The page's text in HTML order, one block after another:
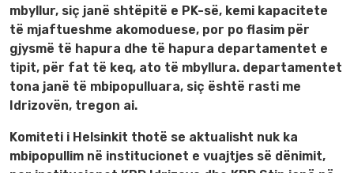
mbyllur, siç janë shtëpitë e PK-së, kemi kapacitete
të mjaftueshme akomoduese, por po flasim për
gjysmë të hapura dhe të hapura departamentet e
tipit, për fat të keq, ato të mbyllura. departamentet
tona janë të mbipopulluara, siç është rasti me
Idrizovën, tregon ai.
Komiteti i Helsinkit thotë se aktualisht nuk ka
mbipopullim në institucionet e vuajtjes së dënimit,